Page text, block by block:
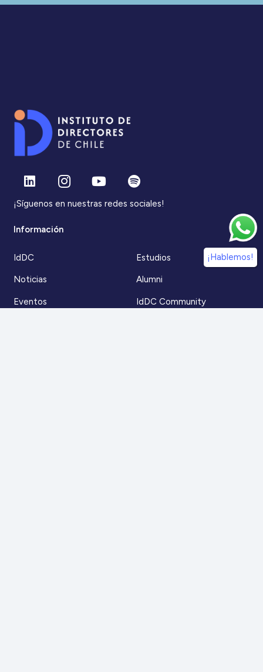
¡Síguenos en nuestras redes sociales!
Información
IdDC
Noticias
Eventos
Estudios
Alumni
IdDC Community
¡Hablemos!